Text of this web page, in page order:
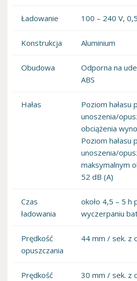
Ładowanie 100 – 240 V,
Konstrukcja Aluminium
Obudowa
Odporna na
ABS
Hałas
Poziom hałasu
unoszenia/
obciążenia
Poziom hałasu
unoszenia/
maksymalnym
52 dB (A)
Czas
ładowania
około 4,5 – 5 h
wyczerpaniu
Prędkość
opuszczania
44 mm / sek. z
Prędkość
30 mm / sek. z